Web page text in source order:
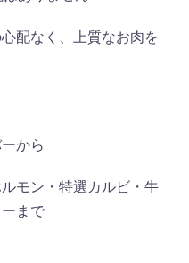
配なく、上質なお肉を
から
モン・特選カルビ・牛
まで